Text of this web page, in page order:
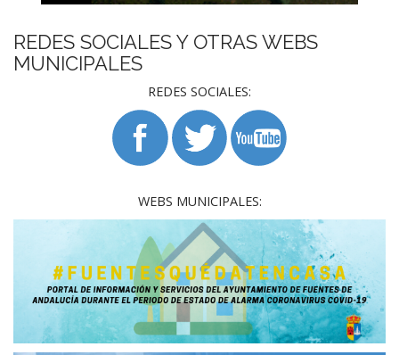
REDES SOCIALES Y OTRAS WEBS
MUNICIPALES
REDES SOCIALES:
WEBS MUNICIPALES: